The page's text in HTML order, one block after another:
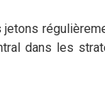
dans les